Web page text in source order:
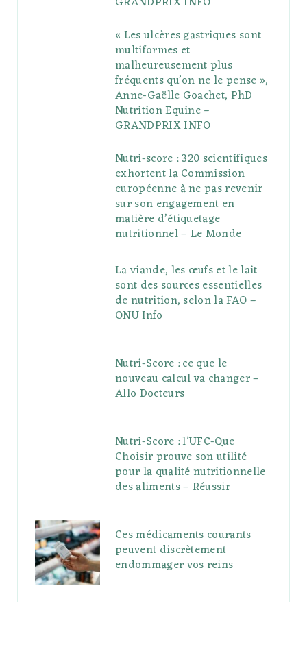
s
« Les ulcères gastriques sont
multiformes et
malheureusement plus
fréquents qu’on ne le pense »,
Anne-Gaëlle Goachet, PhD
Nutrition Equine –
GRANDPRIX INFO
Nutri-score : 320 scientifiques
exhortent la Commission
européenne à ne pas revenir
sur son engagement en
matière d’étiquetage
nutritionnel – Le Monde
La viande, les œufs et le lait
sont des sources essentielles
de nutrition, selon la FAO –
ONU Info
Nutri-Score : ce que le
nouveau calcul va changer –
Allo Docteurs
Nutri-Score : l’UFC-Que
Choisir prouve son utilité
pour la qualité nutritionnelle
des aliments – Réussir
Ces médicaments courants
peuvent discrètement
endommager vos reins